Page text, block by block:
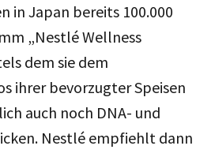
in Japan bereits 100.000
„Nestlé Wellness
dem sie dem
ihrer bevorzugter Speisen
auch noch DNA- und
Nestlé empfiehlt dann